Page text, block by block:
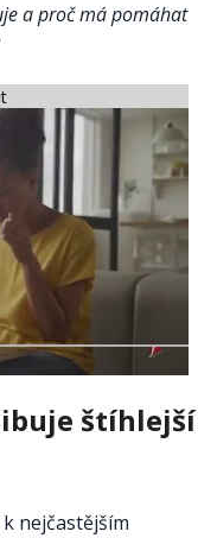
a proč má pomáhat
štíhlejší
nejčastějším